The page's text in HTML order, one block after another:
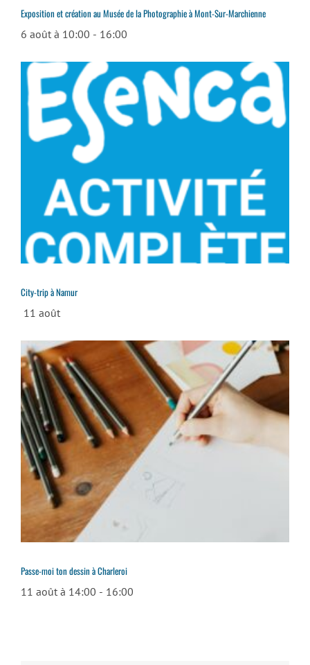
Exposition et création au Musée de la Photographie à Mont-Sur-Marchienne
6 août à 10:00 - 16:00
City-trip à Namur
11 août
Passe-moi ton dessin à Charleroi
11 août à 14:00 - 16:00